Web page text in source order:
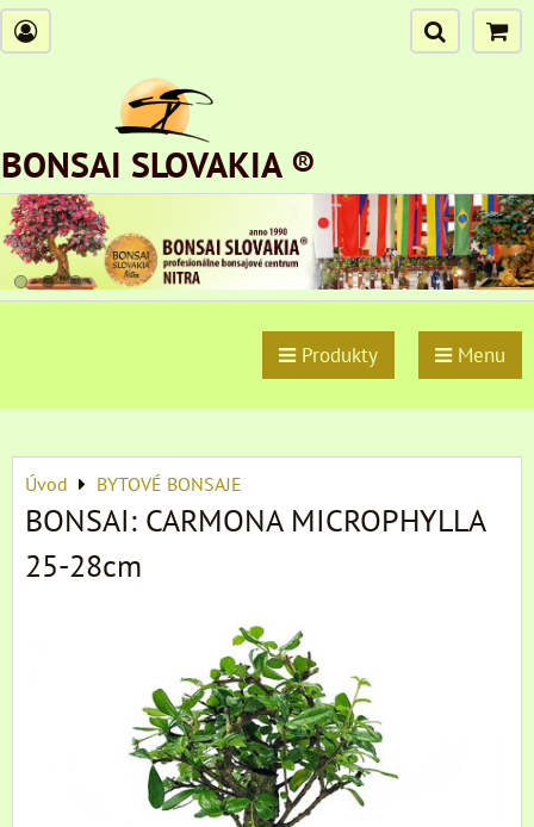
BONSAI SLOVAKIA ®
Produkty Menu
Úvod BYTOVÉ BONSAJE
BONSAI: CARMONA MICROPHYLLA
25-28cm